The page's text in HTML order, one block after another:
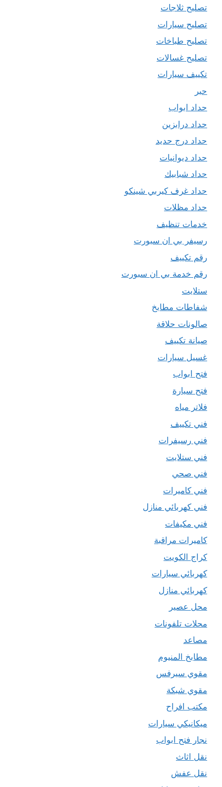
تصليح ثلاجات
تصليح سيارات
تصليح طباخات
تصليح غسالات
تكييف سيارات
حبر
حداد ابواب
حداد درابزين
حداد درج حديد
حداد ديوانيات
حداد شبابيك
حداد غرف كيربي شينكو
حداد مظلات
خدمات تنظيف
رسيفر بي ان سبورت
رقم تكييف
رقم خدمة بي ان سبورت
ستلايت
شفاطات مطابخ
صالونات حلاقة
صيانة تكييف
غسيل سيارات
فتح ابواب
فتح سيارة
فلاتر مياه
فني تكييف
فني رسيفرات
فني ستلايت
فني صحي
فني كاميرات
فني كهربائي منازل
فني مكيفات
كاميرات مراقبة
كراج الكويت
كهربائي سيارات
كهربائي منازل
محل عصير
محلات تلفونات
مصاعد
مطابخ المنيوم
مقوي سيرفس
مقوي شبكة
مكتب افراح
ميكانيكي سيارات
نجار فتح ابواب
نقل اثاث
نقل عفش